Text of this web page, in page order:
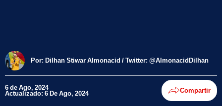
Por: Dilhan Stiwar Almonacid / Twitter: @AlmonacidDilhan
6 de Ago, 2024
Actualizado: 6 De Ago, 2024 Compartir